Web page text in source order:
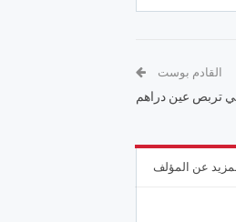
القادم بوست
عن المؤلف